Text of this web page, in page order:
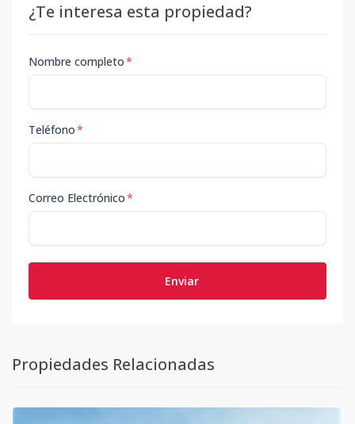
¿Te interesa esta propiedad?
Nombre completo*
Teléfono*
Correo Electrónico*
Enviar
Propiedades Relacionadas